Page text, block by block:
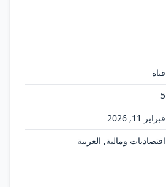
قناة
5
فبراير 11, 2026
اقتصاديات ومالية, العربية